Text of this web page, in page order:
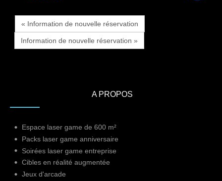
« Information de nouvelle réservation
Information de nouvelle réservation »
A PROPOS
Espace laser game de 600 m²
Packs laser game anniversaire
Soirées laser game entreprise
Cibles en réalité augmentée
Jeux d'arcade